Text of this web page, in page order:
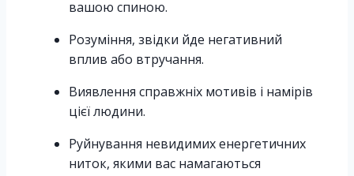
вашою спиною.
Розуміння, звідки йде негативний
вплив або втручання.
Виявлення справжніх мотивів і намірів
цієї людини.
Руйнування невидимих енергетичних
ниток, якими вас намагаються